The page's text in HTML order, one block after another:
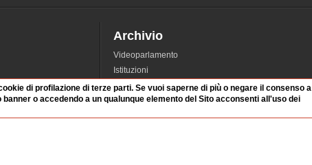
Archivio
Videoparlamento
Istituzioni
Dibattiti
Manifestazioni
Radicali
di profilazione di terze parti. Se vuoi saperne di più o negare il consenso a
banner o accedendo a un qualunque elemento del Sito acconsenti all'uso dei